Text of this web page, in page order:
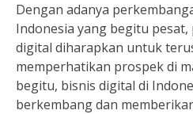
Dengan adanya
Indonesia yang begitu
digital diharapkan untuk
memperhatikan prospek di
begitu, bisnis digital di
berkembang dan